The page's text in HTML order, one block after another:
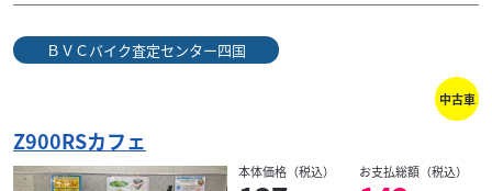
ＢＶＣバイク査定センター四国
中古車
Z900RSカフェ
本体価格（税込） お支払総額（税込）